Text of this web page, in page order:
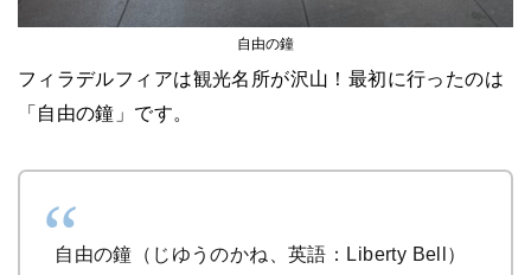
自由の鐘
フィラデルフィアは観光名所が沢山！最初に行ったのは
「自由の鐘」です。
自由の鐘（じゆうのかね、英語：Liberty Bell）